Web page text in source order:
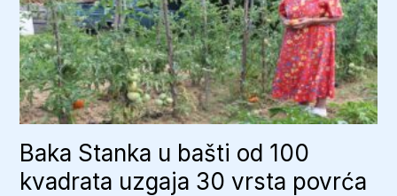
Baka Stanka u bašti od 100
kvadrata uzgaja 30 vrsta povrća